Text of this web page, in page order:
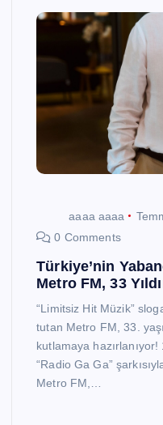
aaaa aaaa
0 Comments
Türkiye’nin
Metro FM, 33
“Limitsiz Hit Müzik”
tutan Metro FM, 33.
kutlamaya hazırlanıyor!
“Radio Ga Ga”
Metro FM,…